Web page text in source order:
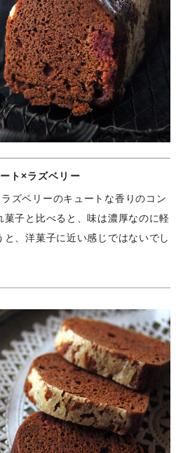
ト×ラズベリー
ズベリーのキュートな香りのコン
菓子と比べると、味は濃厚なのに軽
、洋菓子に近い感じではないでし